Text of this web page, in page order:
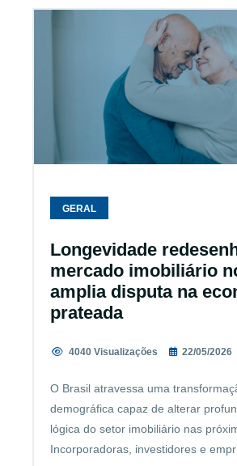
GERAL
Longevidade
mercado imobiliário
amplia disputa na
prateada
4040 Visualizações 22/05/2026
O Brasil atravessa uma
demográfica capaz de alterar
lógica do setor imobiliário nas
Incorporadoras, investidores e empr